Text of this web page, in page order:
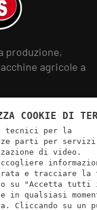
produzione,
agricole a
COOKIE DI
tecnici per la
parti per servizi
di video.
e tracciare
su "Accetta tutti
in qualsiasi
Cliccando su un